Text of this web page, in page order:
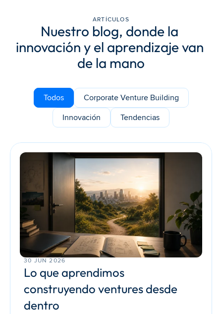
ARTÍCULOS
Nuestro blog, donde la
innovación y el aprendizaje van
de la mano
Todos
Corporate Venture Building
Innovación
Tendencias
30 JUN 2026
Lo que aprendimos
construyendo ventures desde
dentro